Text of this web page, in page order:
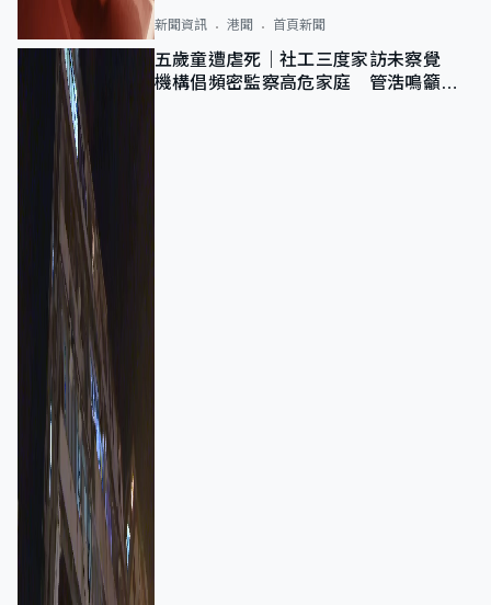
新聞資訊 港聞 首頁新聞
五歲童遭虐死｜社工三度家訪未察覺
機構倡頻密監察高危家庭 管浩鳴籲加